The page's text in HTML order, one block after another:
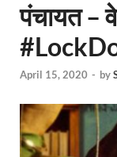
पंचायत –
April 15, 2020 - by